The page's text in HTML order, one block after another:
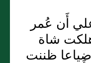
أَن عُمر
شاة
ظننت